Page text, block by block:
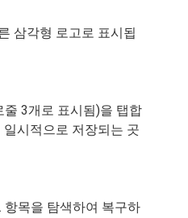
삼각형 로고로 표시됩
3개로 표시됨)을 탭합
시적으로 저장되는 곳
항목을 탐색하여 복구하